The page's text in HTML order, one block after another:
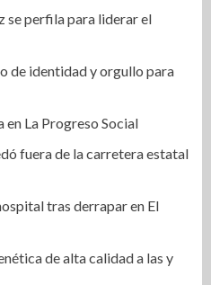
se perfila para liderar el
de identidad y orgullo para
en La Progreso Social
fuera de la carretera estatal
tras derrapar en El
de alta calidad a las y